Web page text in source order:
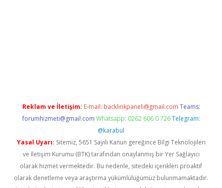
Reklam ve İletişim: E-mail: backlinkpaneli@gmail.com Teams:
forumhizmeti@gmail.com Whatsapp: 0262 606 0 726 Telegram:
@karabul
Yasal Uyarı: Sitemiz, 5651 Sayılı Kanun gereğince Bilgi Teknolojileri
ve İletişim Kurumu (BTK) tarafından onaylanmış bir Yer Sağlayıcı
olarak hizmet vermektedir. Bu nedenle, sitedeki içerikleri proaktif
olarak denetleme veya araştırma yükümlülüğümüz bulunmamaktadır.